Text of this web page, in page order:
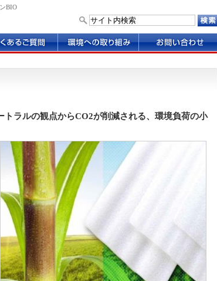
BIO
境
み
問
ラルの観点からCO2が削減される、環境負荷の小